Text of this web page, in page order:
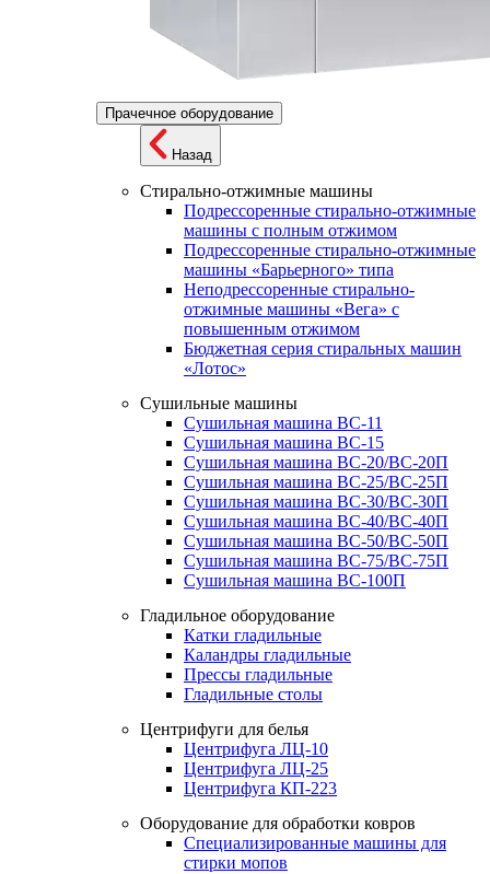
Прачечное оборудование
Назад
Стирально-отжимные машины
Подрессоренные стирально-отжимные
машины с полным отжимом
Подрессоренные стирально-отжимные
машины «Барьерного» типа
Неподрессоренные стирально-
отжимные машины «Вега» с
повышенным отжимом
Бюджетная серия стиральных машин
«Лотос»
Сушильные машины
Сушильная машина ВС-11
Сушильная машина ВС-15
Сушильная машина ВС-20/ВС-20П
Сушильная машина ВС-25/ВС-25П
Сушильная машина ВС-30/ВС-30П
Сушильная машина ВС-40/ВС-40П
Сушильная машина ВС-50/ВС-50П
Сушильная машина ВС-75/ВС-75П
Сушильная машина ВС-100П
Гладильное оборудование
Катки гладильные
Каландры гладильные
Прессы гладильные
Гладильные столы
Центрифуги для белья
Центрифуга ЛЦ-10
Центрифуга ЛЦ-25
Центрифуга КП-223
Оборудование для обработки ковров
Специализированные машины для
стирки мопов